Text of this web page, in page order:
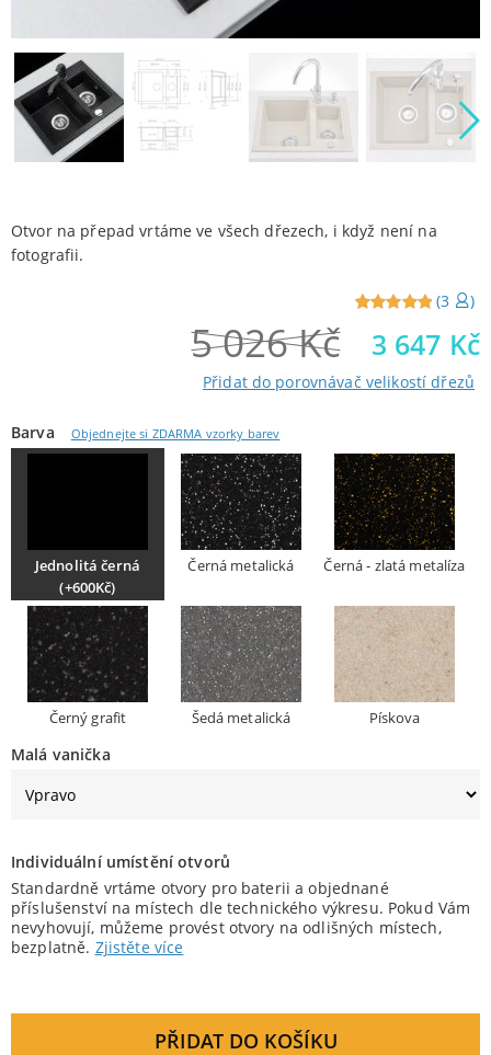
Otvor na přepad vrtáme ve všech dřezech, i když není na
fotografii.
out of
5 from
(3 )
5 026Kč 3 647 Kč
Přidat do porovnávač velikostí dřezů
Barva Objednejte si ZDARMA vzorky barev
Jednolitá černá
(+600Kč)
Černá metalická Černá - zlatá metalíza
Černý grafit Šedá metalická Pískova
Malá vanička
Individuální umístění otvorů
Standardně vrtáme otvory pro baterii a objednané
příslušenství na místech dle technického výkresu. Pokud Vám
nevyhovují, můžeme provést otvory na odlišných místech,
bezplatně. Zjistěte více
PŘIDAT DO KOŠÍKU